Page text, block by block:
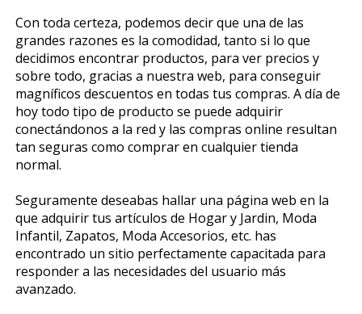
Con toda certeza, podemos decir que una de las
grandes razones es la comodidad, tanto si lo que
decidimos encontrar productos, para ver precios y
sobre todo, gracias a nuestra web, para conseguir
magníficos descuentos en todas tus compras. A día de
hoy todo tipo de producto se puede adquirir
conectándonos a la red y las compras online resultan
tan seguras como comprar en cualquier tienda
normal.
Seguramente deseabas hallar una página web en la
que adquirir tus artículos de Hogar y Jardin, Moda
Infantil, Zapatos, Moda Accesorios, etc. has
encontrado un sitio perfectamente capacitada para
responder a las necesidades del usuario más
avanzado.